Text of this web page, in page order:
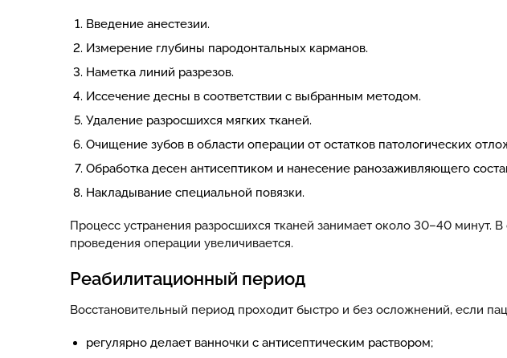
Введение анестезии.
Измерение глубины пародонтальных карманов.
Наметка линий разрезов.
Иссечение десны в соответствии с выбранным методом.
Удаление разросшихся мягких тканей.
Очищение зубов в области операции от остатков патологических
Обработка десен антисептиком и нанесение ранозаживляющего
Накладывание специальной повязки.
Процесс устранения разросшихся тканей занимает около 30–40 минут.
проведения операции увеличивается.
Реабилитационный период
Восстановительный период проходит быстро и без осложнений, если
регулярно делает ванночки с антисептическим раствором;